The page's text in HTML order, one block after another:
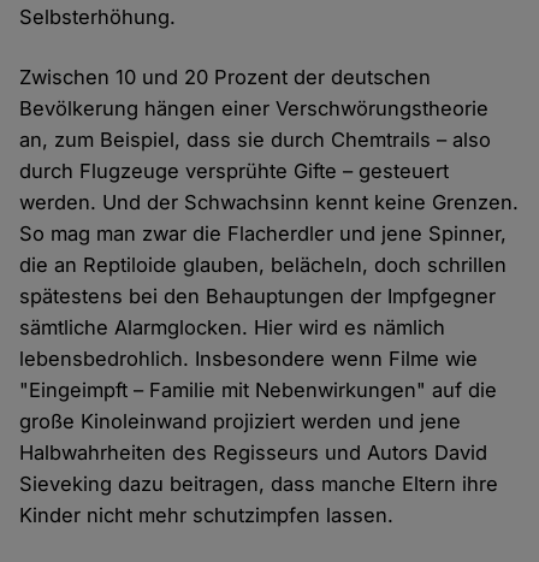
Selbsterhöhung.
Zwischen 10 und 20 Prozent der deutschen
Bevölkerung hängen einer Verschwörungstheorie
an, zum Beispiel, dass sie durch Chemtrails – also
durch Flugzeuge versprühte Gifte – gesteuert
werden. Und der Schwachsinn kennt keine Grenzen.
So mag man zwar die Flacherdler und jene Spinner,
die an Reptiloide glauben, belächeln, doch schrillen
spätestens bei den Behauptungen der Impfgegner
sämtliche Alarmglocken. Hier wird es nämlich
lebensbedrohlich. Insbesondere wenn Filme wie
"Eingeimpft – Familie mit Nebenwirkungen" auf die
große Kinoleinwand projiziert werden und jene
Halbwahrheiten des Regisseurs und Autors David
Sieveking dazu beitragen, dass manche Eltern ihre
Kinder nicht mehr schutzimpfen lassen.